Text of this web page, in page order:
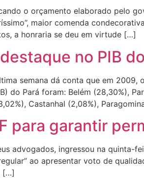
o orçamento elaborado pelo
maior comenda
a honraria se deu em virtude […]
no PIB
semana dá conta que em
do Pará foram: Belém (28,30%),
Castanhal (2,08%),
para garantir
advogados, ingressou na quinta-
ao apresentar voto de
[…]